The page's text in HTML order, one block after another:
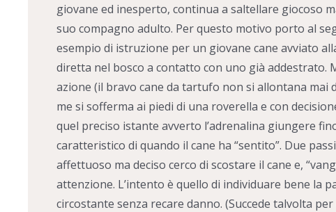
giovane ed inesperto, continua a saltellare giocoso
suo compagno adulto. Per questo motivo porto al
esempio di istruzione per un giovane cane avviato
diretta nel bosco a contatto con uno già addestrato.
azione (il bravo cane da tartufo non si allontana mai
me si sofferma ai piedi di una roverella e con
quel preciso istante avverto l’adrenalina giungere
caratteristico di quando il cane ha “sentito”. Due
affettuoso ma deciso cerco di scostare il cane e,
attenzione. L’intento è quello di individuare bene la
circostante senza recare danno. (Succede talvolta